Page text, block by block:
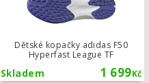
Dětské kopačky adidas F50
Hyperfast League TF
1 699Kč
Skladem